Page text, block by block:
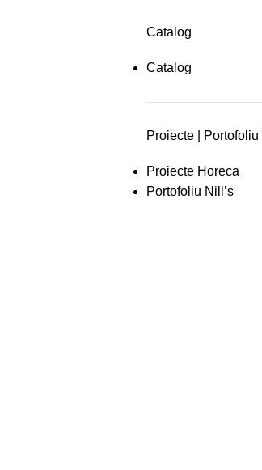
Catalog
Catalog
Proiecte | Portofoliu
Proiecte Horeca
Portofoliu Nill’s